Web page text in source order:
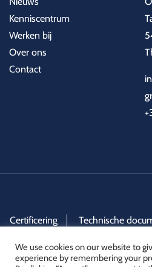
Kenniscentrum
Werken bij
Over ons
Contact
Certificering Technische
We use cookies on our website to
experience by remembering your